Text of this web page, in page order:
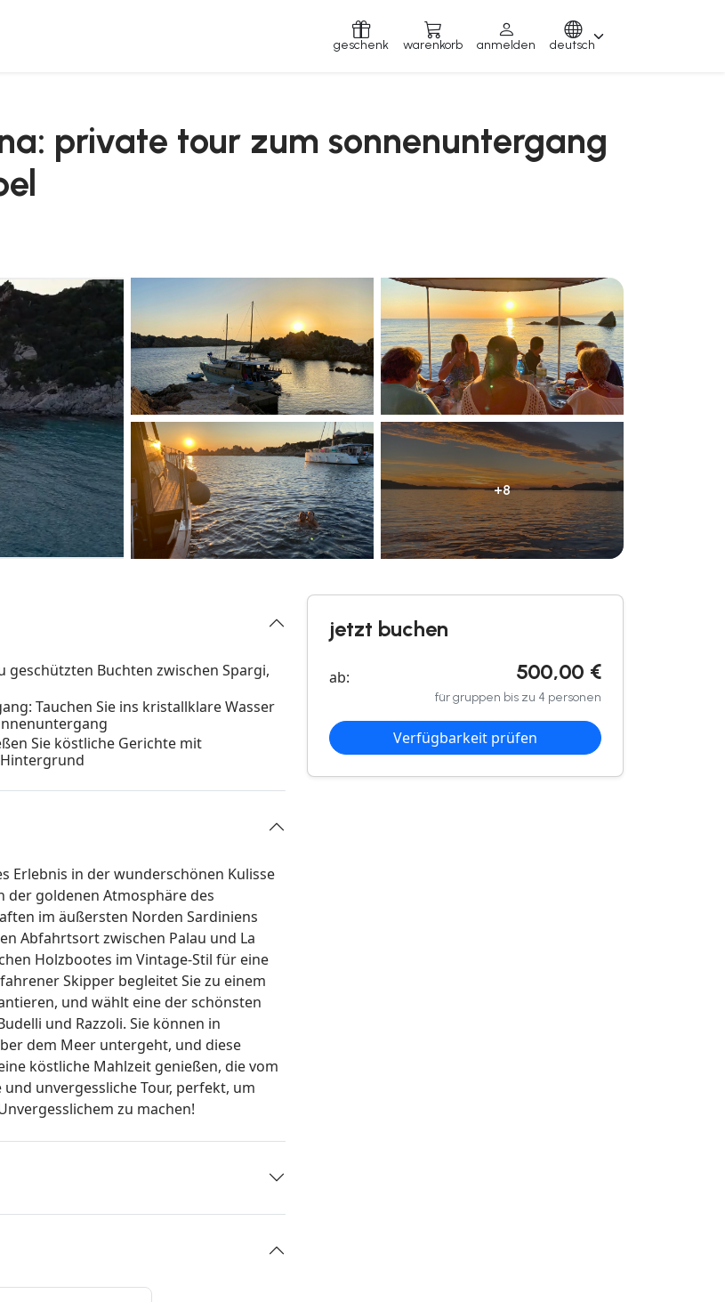
geschenk warenkorb anmelden deutsch
maddalena archipel
private tour zum sonnenuntergang
+8
geschützten Buchten zwischen Spargi,
Tauchen Sie ins kristallklare Wasser
Sie köstliche Gerichte mit
Erlebnis in der wunderschönen Kulisse
der goldenen Atmosphäre des
im äußersten Norden Sardiniens
Abfahrtsort zwischen Palau und La
Holzbootes im Vintage-Stil für eine
Skipper begleitet Sie zu einem
und wählt eine der schönsten
und Razzoli. Sie können in
dem Meer untergeht, und diese
köstliche Mahlzeit genießen, die vom
unvergessliche Tour, perfekt, um
zu machen!
jetzt buchen
ab: 500,00 €
für gruppen bis zu 4 personen
Verfügbarkeit prüfen